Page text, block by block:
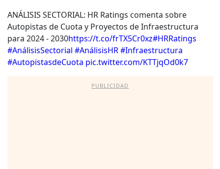
ANÁLISIS SECTORIAL: HR Ratings comenta sobre
Autopistas de Cuota y Proyectos de Infraestructura
para 2024 - 2030https://t.co/frTX5Cr0xz#HRRatings
#AnálisisSectorial #AnálisisHR#Infraestructura
#AutopistasdeCuota pic.twitter.com/KTTjqOd0k7
PUBLICIDAD